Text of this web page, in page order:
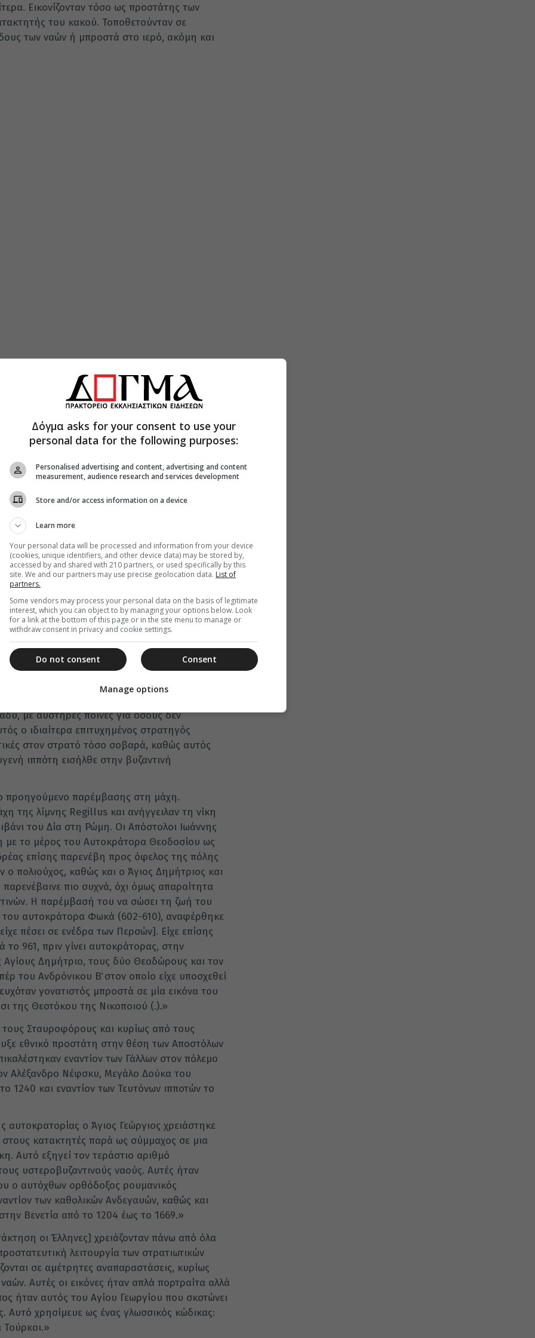
Εικονίζονταν τόσο ως προστάτης των
του κακού. Τοποθετούνταν σε
των ναών ή μπροστά στο ιερό, ακόμη και
[από βυζαντινός αξιωματούχος σε
αλλαγές στην έννοια του Αυτοκράτορα ο
της βυζαντινής αυτοκρατορίας από τη
του Ιωάννη Τζιμισκή (969-976) και
ποιότητα του στρατιωτικού θάρρους και ο
Αγίου οφείλει πολλά στην υιοθέτησή του ως
Παρόλο που δεν ήταν αμετάβλητη
χορηγίες είτε για να παροτρύνουν τον
για τους οποίους ήταν υπεύθυνοι στην
ήδη. Τέτοια συναισθήματα εκφράζονται
στον οποίο ζητείτε η αρωγή του
στρατό να κερδίσει τη νίκη
στρατιωτικό εγχειρίδιο], που συνήθως
να λέγονται προσευχές από τους
με αυστηρές ποινές για όσους δεν
ο ιδιαίτερα επιτυχημένος στρατηγός
στον στρατό τόσο σοβαρά, καθώς αυτός
ιππότη εισήλθε στην βυζαντινή
προηγούμενο παρέμβασης στη μάχη.
της λίμνης Regillus και ανήγγειλαν τη νίκη
του Δία στη Ρώμη. Οι Απόστολοι Ιωάννης
με το μέρος του Αυτοκράτορα Θεοδοσίου ως
επίσης παρενέβη προς όφελος της πόλης
πολιούχος, καθώς και ο Άγιος Δημήτριος και
πιο συχνά, όχι όμως απαραίτητα
Η παρέμβασή του να σώσει τη ζωή του
του αυτοκράτορα Φωκά (602-610), αναφέρθηκε
πέσει σε ενέδρα των Περσών]. Είχε επίσης
961, πριν γίνει αυτοκράτορας, στην
Αγίους Δημήτριο, τους δύο Θεοδώρους και τον
του Ανδρόνικου Β΄ στον οποίο είχε υποσχεθεί
γονατιστός μπροστά σε μία εικόνα του
της Θεοτόκου της Νικοποιού (.).»
Σταυροφόρους και κυρίως από τους
εθνικό προστάτη στην θέση των Αποστόλων
εναντίον των Γάλλων στον πόλεμο
Αλέξανδρο Νέφσκυ, Μεγάλο Δούκα του
1240 και εναντίον των Τευτόνων ιπποτών το
αυτοκρατορίας ο Άγιος Γεώργιος χρειάστηκε
κατακτητές παρά ως σύμμαχος σε μια
Αυτό εξηγεί τον τεράστιο αριθμό
υστεροβυζαντινούς ναούς. Αυτές ήταν
ο αυτόχθων ορθόδοξος ρουμανικός
των καθολικών Ανδεγαυών, καθώς και
Βενετία από το 1204 έως το 1669.»
οι Έλληνες] χρειάζονταν πάνω από όλα
λειτουργία των στρατιωτικών
σε αμέτρητες αναπαραστάσεις, κυρίως
Αυτές οι εικόνες ήταν απλά πορτραίτα αλλά
ήταν αυτός του Αγίου Γεωργίου που σκοτώνει
Αυτό χρησίμευε ως ένας γλωσσικός κώδικας:
Τούρκοι.»
Δόγμα asks for your consent to use your
personal data for the following purposes:
Personalised advertising and content, advertising and content
measurement, audience research and services development
Store and/or access information on a device
Learn more
Your personal data will be processed and information from your device
(cookies, unique identifiers, and other device data) may be stored by,
accessed by and shared with 210 partners, or used specifically by this
site. We and our partners may use precise geolocation data. List of
partners.
Some vendors may process your personal data on the basis of legitimate
interest, which you can object to by managing your options below. Look
for a link at the bottom of this page or in the site menu to manage or
withdraw consent in privacy and cookie settings.
Consent
Do not consent
Manage options